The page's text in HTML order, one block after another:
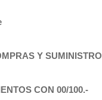
Y SUMINISTRO
CON 00/100.-